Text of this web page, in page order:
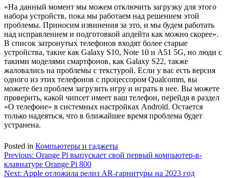
«На данный момент мы можем отключить загрузку для этого
набора устройств, пока мы работаем над решением этой
проблемы. Приносим извинения за это, и мы будем работать
над исправлением и подготовкой апдейта как можно скорее».
В список затронутых телефонов входят более старые
устройства, такие как Galaxy S10, Note 10 и A51 5G, но люди с
такими моделями смартфонов, как Galaxy S22, также
жаловались на проблемы с текстурой. Если у вас есть версия
одного из этих телефонов с процессором Qualcomm, вы
можете без проблем загрузить игру и играть в нее. Вы можете
проверить, какой чипсет имеет ваш телефон, перейдя в раздел
«О телефоне» в системных настройках Android. Остается
только надеяться, что в ближайшее время проблема будет
устранена.
Posted in Компьютеры и гаджеты
Навигация
по
Previous: Orange Pi выпускает свой первый компьютер-в-
клавиатуре Orange Pi 800
Next: Apple отложила релиз AR-гарнитуры на 2023 год